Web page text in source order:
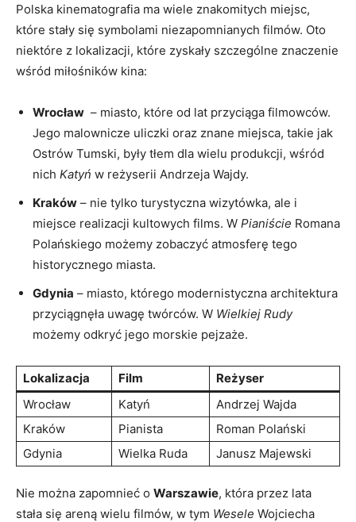
Polska kinematografia ma wiele znakomitych miejsc,
które stały się symbolami niezapomnianych filmów. ‌Oto
niektóre z lokalizacji, które‍ zyskały szczególne znaczenie
wśród miłośników kina:
Wrocław ​ – miasto, które od lat przyciąga filmowców.
Jego malownicze ‍uliczki oraz ⁤znane miejsca, takie jak
Ostrów Tumski, ​były ‌tłem dla wielu produkcji, wśród
nich Katyń w reżyserii Andrzeja Wajdy.
Kraków – ⁤nie tylko turystyczna wizytówka, ale ⁤i
miejsce realizacji kultowych⁣ films. W‌ Pianiście ⁤Romana
Polańskiego możemy zobaczyć atmosferę tego⁤
historycznego miasta.
Gdynia – miasto, którego ​modernistyczna architektura
przyciągnęła uwagę⁤ twórców. W Wielkiej Rudy
możemy odkryć jego morskie pejzaże.
Lokalizacja Film
Reżyser
Wrocław
Katyń
Andrzej Wajda
Kraków
Pianista
Roman Polański
Gdynia
Wielka Ruda Janusz Majewski
Nie można⁤ zapomnieć o Warszawie, która przez lata
stała ⁣się areną wielu filmów, w tym Wesele Wojciecha